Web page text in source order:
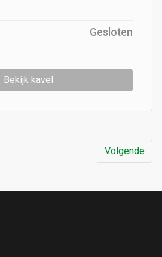
Gesloten
Bekijk kavel
Volgende